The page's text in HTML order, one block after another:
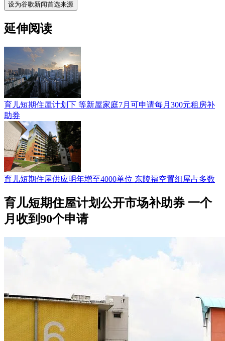
设为谷歌新闻首选来源
延伸阅读
育儿短期住屋计划下 等新屋家庭7月可申请每月300元租房补
助券
育儿短期住屋供应明年增至4000单位 东陵福空置组屋占多数
育儿短期住屋计划公开市场补助券 一个
月收到90个申请